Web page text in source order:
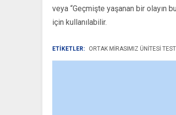
veya “Geçmişte yaşanan bir olayın
için kullanılabilir.
ETİKETLER: ORTAK MIRASIMIZ ÜNITESI